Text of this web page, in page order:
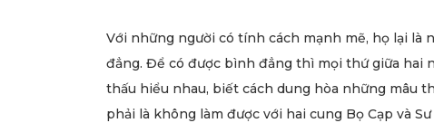
Với những người có tính cách mạnh mẽ, họ lại
đẳng. Để có được bình đẳng thì mọi thứ giữa hai
thấu hiểu nhau, biết cách dung hòa những mâu
phải là không làm được với hai cung Bọ Cạp và